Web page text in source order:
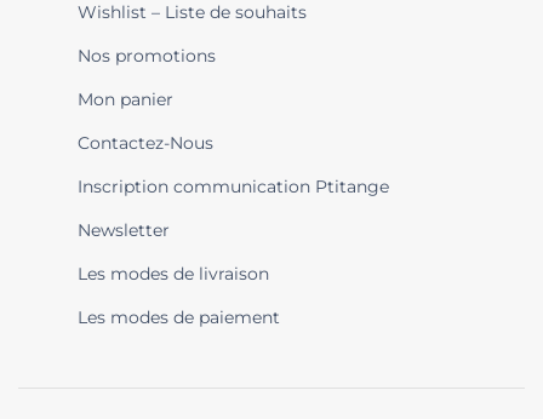
Wishlist – Liste de souhaits
Nos promotions
Mon panier
Contactez-Nous
Inscription communication Ptitange
Newsletter
Les modes de livraison
Les modes de paiement